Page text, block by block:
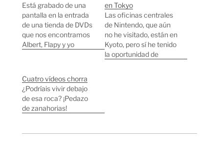
Está grabado de una
pantalla en la entrada
de una tienda de DVDs
que nos encontramos
Albert, Flapy y yo
par de fotos de la
entrada de la tienda.
en Tokyo
Las oficinas centrales
de Nintendo, que aún
no he visitado, están en
Kyoto, pero sí he tenido
la oportunidad de
lo que…
Cuatro vídeos chorra
¿Podríais vivir debajo
de esa roca? ¡Pedazo
de zanahorias!